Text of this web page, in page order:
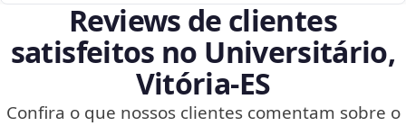
Reviews de clientes
satisfeitos no Universitário,
Vitória‑ES
Confira o que nossos clientes comentam sobre o